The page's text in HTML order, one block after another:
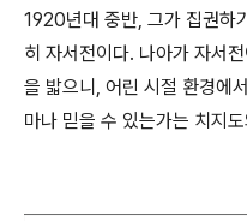
1920년대 중반, 그가 집권하
히 자서전이다. 나아가 자서
을 밟으니, 어린 시절 환경에
마나 믿을 수 있는가는 치지